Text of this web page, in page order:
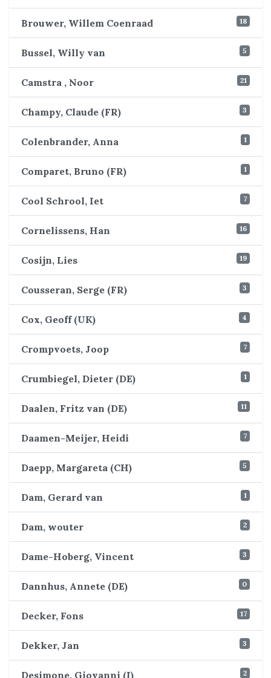
Brouwer, Willem Coenraad 18
Bussel, Willy van 5
Camstra , Noor 21
Champy, Claude (FR) 3
Colenbrander, Anna 1
Comparet, Bruno (FR) 1
Cool Schrool, Iet 7
Cornelissens, Han 16
Cosijn, Lies 19
Cousseran, Serge (FR) 3
Cox, Geoff (UK) 4
Crompvoets, Joop 7
Crumbiegel, Dieter (DE) 1
Daalen, Fritz van (DE) 11
Daamen-Meijer, Heidi 7
Daepp, Margareta (CH) 5
Dam, Gerard van 1
Dam, wouter 2
Dame-Hoberg, Vincent 3
Dannhus, Annete (DE) 0
Decker, Fons 17
Dekker, Jan 3
Desimone, Giovanni (I) 2